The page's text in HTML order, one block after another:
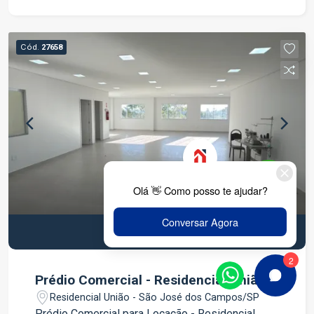
1 banheiro Piso Superior 4 dormitórios, sendo 2
suítes 1 banheiro social Varanda Último Piso Sala
Cozinha 2 dormitórios 1 banheiro social Varanda
Ambientes amplos, bem distribuídos e arejados
Excelente localização no Morumbi, com fácil
acesso às principais vias, comércios e serviços
Ideal para uso residencial ou comercial. Entre em
contato para mais informações e agende uma
Cód. 27658
R$ 28.000,00
R$ 25.000,00 L
Prédio Comercial - Residencial União.
Residencial União - São José dos Campos/SP